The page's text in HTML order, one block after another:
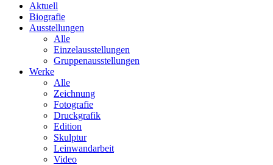
Aktuell
Biografie
Ausstellungen
Alle
Einzelausstellungen
Gruppenausstellungen
Werke
Alle
Zeichnung
Fotografie
Druckgrafik
Edition
Skulptur
Leinwandarbeit
Video